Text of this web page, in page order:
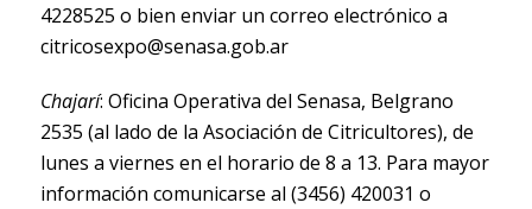
4228525 o bien enviar un correo electrónico a
citricosexpo@senasa.gob.ar
Chajarí: Oficina Operativa del Senasa, Belgrano
2535 (al lado de la Asociación de Citricultores), de
lunes a viernes en el horario de 8 a 13. Para mayor
información comunicarse al (3456) 420031 o